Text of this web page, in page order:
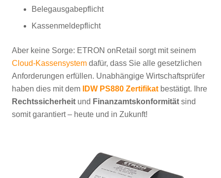
Belegausgabepflicht
Kassenmeldepflicht
Aber keine Sorge: ETRON onRetail sorgt mit seinem
Cloud-Kassensystem dafür, dass Sie alle gesetzlichen
Anforderungen erfüllen. Unabhängige Wirtschaftsprüfer
haben dies mit dem
IDW PS880 Zertifikat bestätigt. Ihre
Rechtssicherheit und Finanzamtskonformität sind
somit garantiert – heute und in Zukunft!